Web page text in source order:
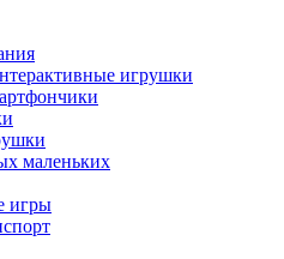
игрушки
маленьких
игры